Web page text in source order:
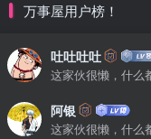
万事屋用户榜！
吐吐吐吐
阿银